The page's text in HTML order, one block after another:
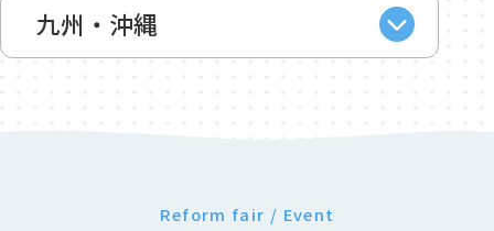
九州・沖縄
Reform fair / Event